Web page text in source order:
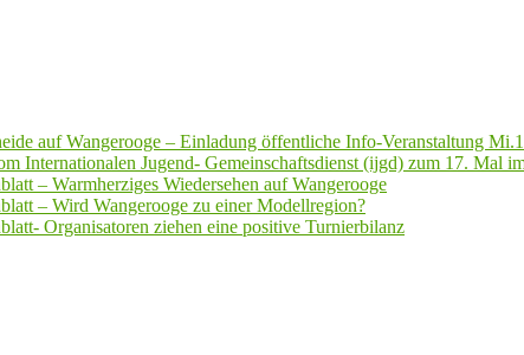
auf Wangerooge – Einladung öffentliche Info-Veranstaltung
Internationalen Jugend- Gemeinschaftsdienst (ijgd) zum 17. Mal
– Warmherziges Wiedersehen auf Wangerooge
– Wird Wangerooge zu einer Modellregion?
Organisatoren ziehen eine positive Turnierbilanz